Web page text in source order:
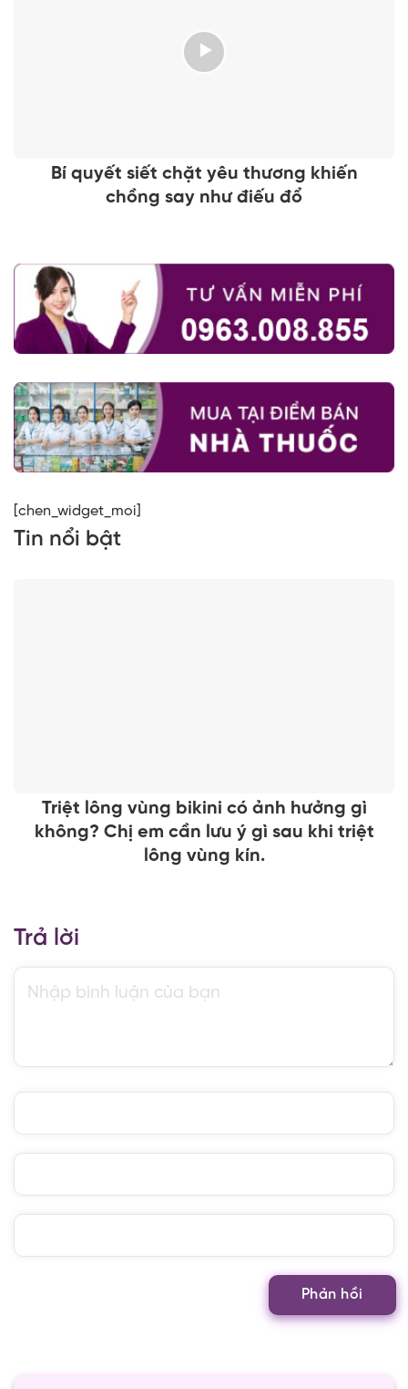
Bí quyết siết chặt yêu thương khiến
chồng say như điếu đổ
[chen_widget_moi]
Tin nổi bật
Triệt lông vùng bikini có ảnh hưởng gì
không? Chị em cần lưu ý gì sau khi triệt
lông vùng kín.
Trả lời